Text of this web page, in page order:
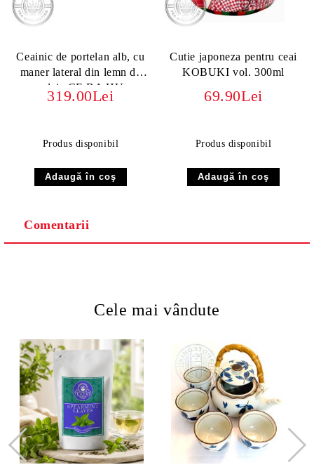
Ceainic de portelan alb, cu
maner lateral din lemn de
salcie CE BA HU
YANGZHI HU, vol. 0.6L
319.00Lei
Produs disponibil
Cutie japoneza pentru ceai
KOBUKI vol. 300ml
69.90Lei
Produs disponibil
Comentarii
Cele mai vândute